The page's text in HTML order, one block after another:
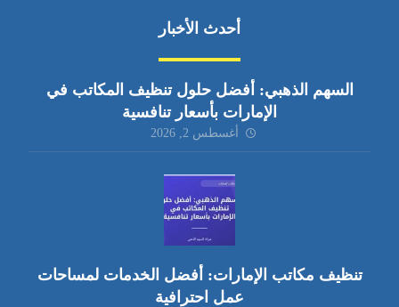
أحدث الأخبار
السهم الذهبي: أفضل حلول تنظيف المكاتب في
الإمارات بأسعار تنافسية
أغسطس 2, 2026
تنظيف مكاتب الإمارات: أفضل الخدمات لمساحات
عمل احترافية